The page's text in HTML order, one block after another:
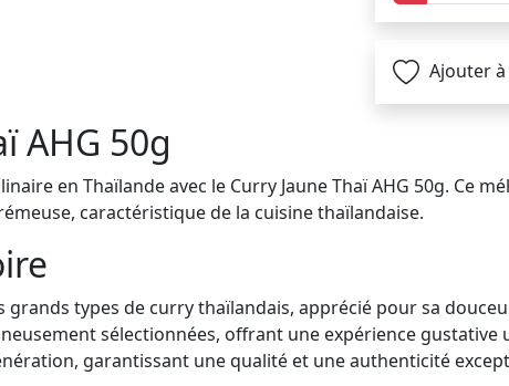
Ajouter
AHG 50g
en Thaïlande avec le Curry Jaune Thaï AHG 50g. Ce
caractéristique de la cuisine thaïlandaise.
grands types de curry thaïlandais, apprécié pour sa
sélectionnées, offrant une expérience
garantissant une qualité et une authenticité